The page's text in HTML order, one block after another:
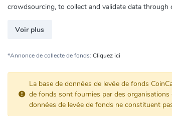
crowdsourcing, to collect and validate data
Voir plus
*Annonce de collecte de fonds: Cliquez ici
La base de données de levée de fonds
de fonds sont fournies par des
données de levée de fonds ne constituent